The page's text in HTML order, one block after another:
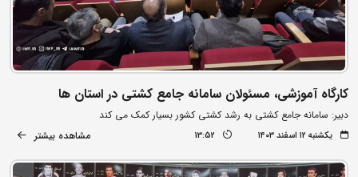
کارگاه آموزشی، مسئولان سامانه جامع کشتی در استان ها
دبیر: سامانه جامع کشتی به رشد کشتی کشور بسیار کمک می کند
یکشنبه ۱۲ اسفند ۱۴۰۳ 13:52 مشاهده بیشتر